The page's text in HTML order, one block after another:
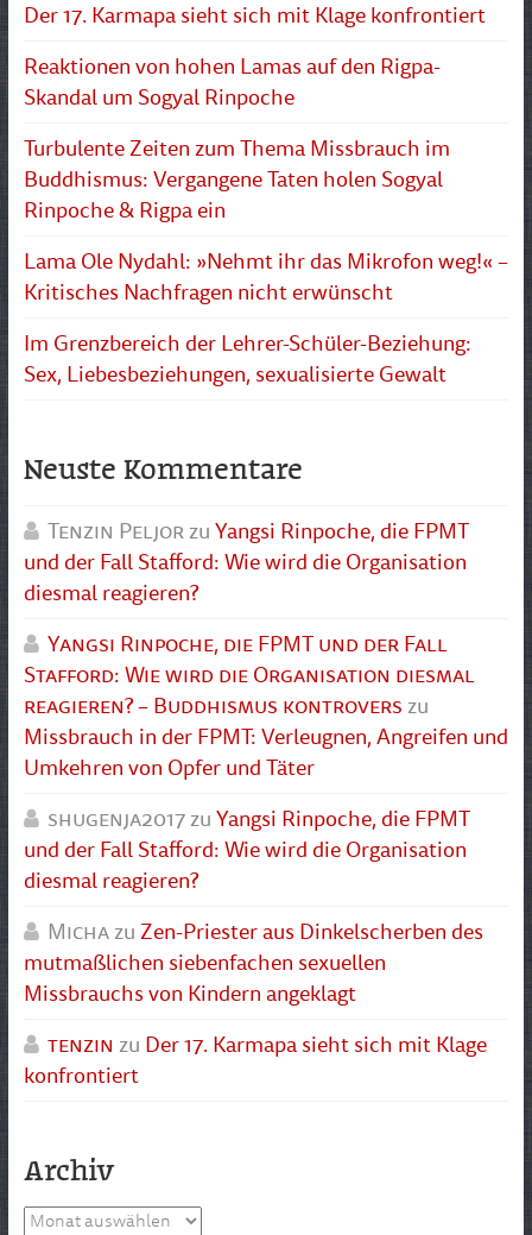
Der 17. Karmapa sieht sich mit Klage konfrontiert
Reaktionen von hohen Lamas auf den Rigpa-
Skandal um Sogyal Rinpoche
Turbulente Zeiten zum Thema Missbrauch im
Buddhismus: Vergangene Taten holen Sogyal
Rinpoche & Rigpa ein
Lama Ole Nydahl: »Nehmt ihr das Mikrofon weg!« –
Kritisches Nachfragen nicht erwünscht
Im Grenzbereich der Lehrer-Schüler-Beziehung:
Sex, Liebesbeziehungen, sexualisierte Gewalt
Neuste Kommentare
Tenzin PeljorzuYangsi Rinpoche, die FPMT
und der Fall Stafford: Wie wird die Organisation
diesmal reagieren?
Yangsi Rinpoche, die FPMT und der Fall
Stafford: Wie wird die Organisation diesmal
reagieren? – Buddhismus kontrovers zu
Missbrauch in der FPMT: Verleugnen, Angreifen und
Umkehren von Opfer und Täter
shugenja2017zuYangsi Rinpoche, die FPMT
und der Fall Stafford: Wie wird die Organisation
diesmal reagieren?
MichazuZen-Priester aus Dinkelscherben des
mutmaßlichen siebenfachen sexuellen
Missbrauchs von Kindern angeklagt
tenzin zu Der 17. Karmapa sieht sich mit Klage
konfrontiert
Archiv
Archiv